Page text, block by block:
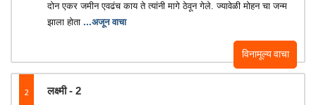
विनामूल्य वाचा
दोन एकर जमीन एवढंच काय ते त्यांनी मागे ठेवून गेले. ज्यावेळी मोहन चा जन्म
झाला होता ...अजून वाचा
2 लक्ष्मी - 2